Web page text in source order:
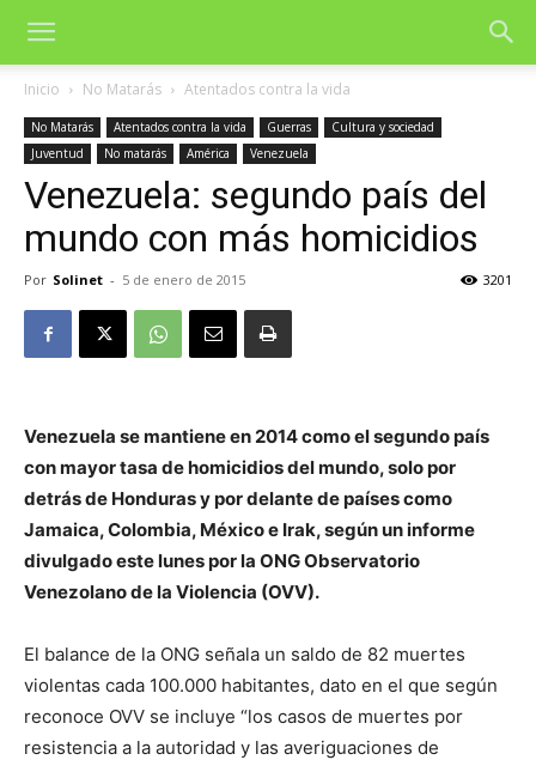
Inicio No Matarás Atentados contra la vida
No Matarás Atentados contra la vida Guerras
Cultura y sociedad
Juventud
No matarás América Venezuela
Venezuela: segundo país del
mundo con más homicidios
Por Solinet - 5 de enero de 2015 3201
Venezuela se mantiene en 2014 como el segundo país
con mayor tasa de homicidios del mundo, solo por
detrás de Honduras y por delante de países como
Jamaica, Colombia, México e Irak, según un informe
divulgado este lunes por la ONG Observatorio
Venezolano de la Violencia (OVV).
El balance de la ONG señala un saldo de 82 muertes
violentas cada 100.000 habitantes, dato en el que según
reconoce OVV se incluye “los casos de muertes por
resistencia a la autoridad y las averiguaciones de